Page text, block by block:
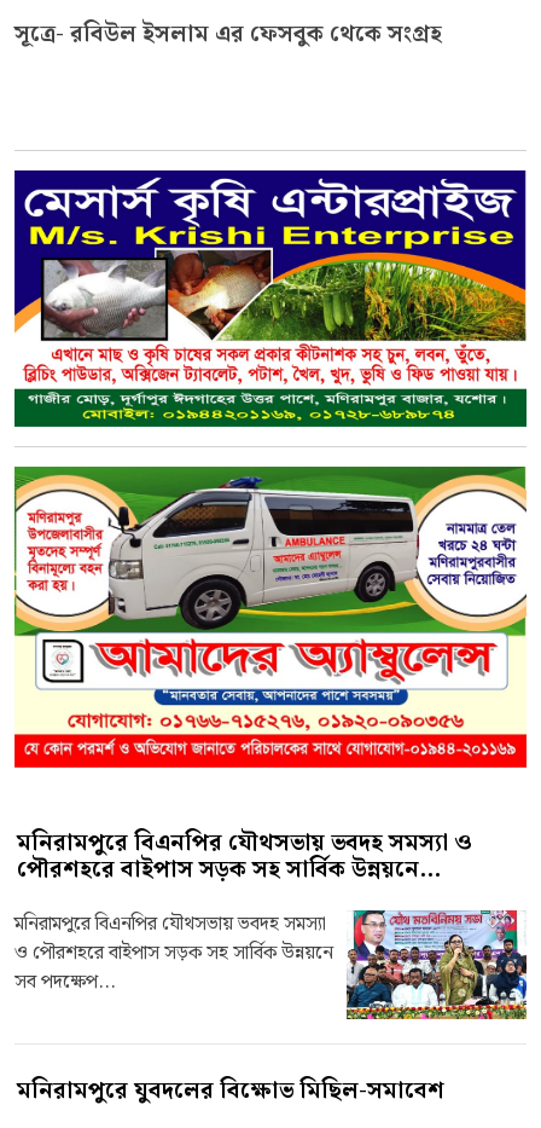
সূত্রে- রবিউল ইসলাম এরফেসবুক থেকে সংগ্রহ
মনিরামপুরে বিএনপির যৌথসভায় ভবদহ সমস্যা ও
পৌরশহরে বাইপাস সড়ক সহ সার্বিক উন্নয়নে...
মনিরামপুরে বিএনপির যৌথসভায় ভবদহ সমস্যা
ও পৌরশহরে বাইপাস সড়ক সহ সার্বিক উন্নয়নে
সব পদক্ষেপ...
মনিরামপুরে যুবদলের বিক্ষোভ মিছিল-সমাবেশ